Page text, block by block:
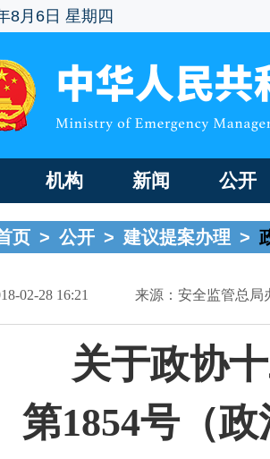
8月6日 星期四
机构 新闻 公开
页 > 公开 > 建议提案办理 >
02-28 16:21 来源：安全监管总局
关于政协
第1854号（政